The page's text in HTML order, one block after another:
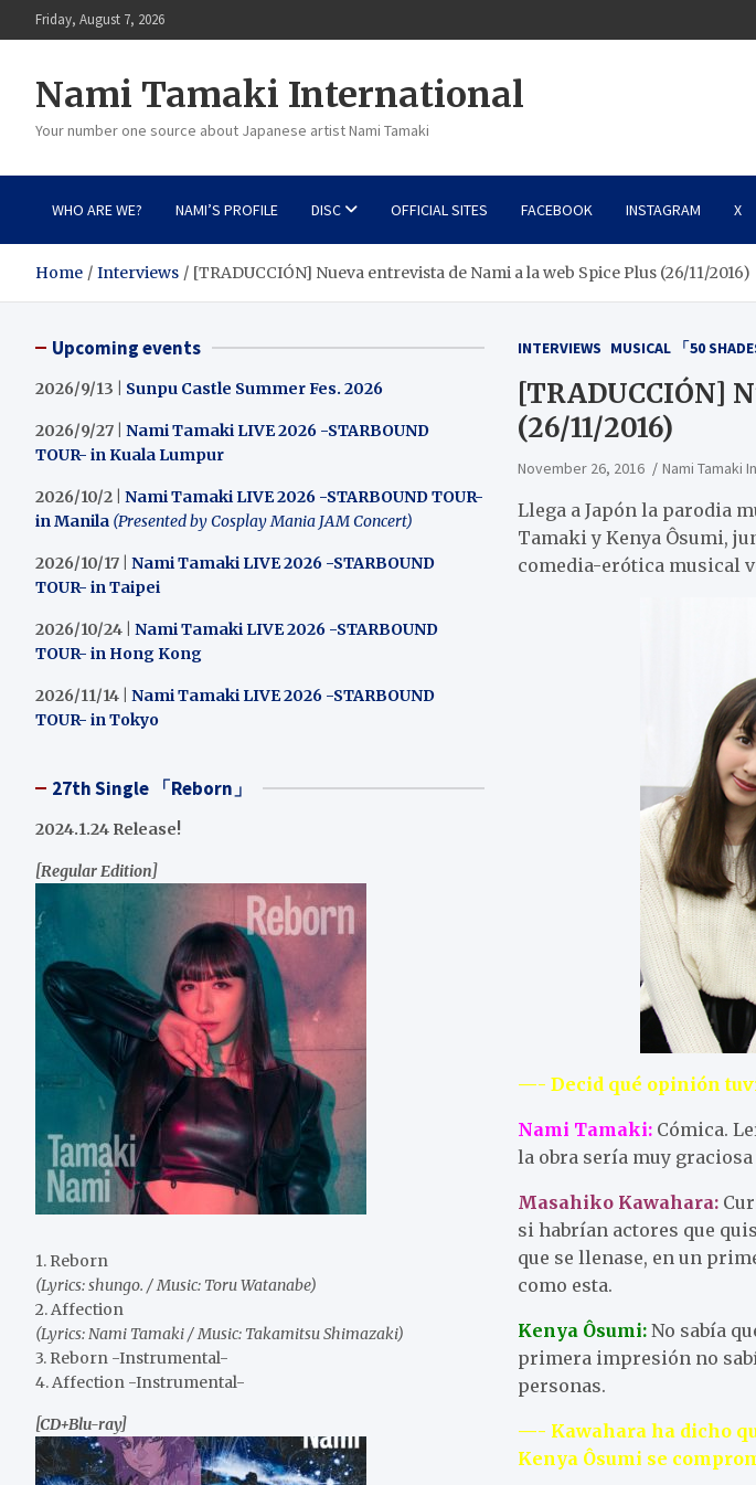
to
Friday, August 7, 2026
Nami Tamaki International
Your number one source about Japanese artist Nami Tamaki
WHO ARE WE? NAMI’S PROFILE DISC OFFICIAL SITES FACEBOOK INSTAGRAM X
Home Interviews [TRADUCCIÓN] Nueva entrevista de Nami a la web Spice Plus (26/11/2016)
INTERVIEWS MUSICAL 「50
[TRADUCCIÓN]
(26/11/2016)
November 26, 2016 Nami Tamaki
Llega a Japón la parodia
Tamaki y Kenya Ôsumi,
comedia-erótica musical
—- Decid qué opinión
Nami Tamaki:Cómica.
la obra sería muy
Masahiko Kawahara:
si habrían actores que
que se llenase, en un
como esta.
Kenya Ôsumi: No sabía
primera impresión no
personas.
—- Kawahara ha dicho
Kenya Ôsumi se
Upcoming events
2026/9/13 | Sunpu Castle Summer Fes. 2026
2026/9/27 | Nami Tamaki LIVE 2026 -STARBOUND
TOUR- in Kuala Lumpur
2026/10/2 | Nami Tamaki LIVE 2026 -STARBOUND TOUR-
in Manila (Presented by Cosplay Mania JAM Concert)
2026/10/17 | Nami Tamaki LIVE 2026 -STARBOUND
TOUR- in Taipei
2026/10/24 | Nami Tamaki LIVE 2026 -STARBOUND
TOUR- in Hong Kong
2026/11/14 | Nami Tamaki LIVE 2026 -STARBOUND
TOUR- in Tokyo
27th Single 「Reborn」
2024.1.24 Release!
[Regular Edition]
1. Reborn
(Lyrics: shungo. / Music: Toru Watanabe)
2. Affection
(Lyrics: Nami Tamaki / Music: Takamitsu Shimazaki)
3. Reborn -Instrumental-
4. Affection -Instrumental-
[CD+Blu-ray]